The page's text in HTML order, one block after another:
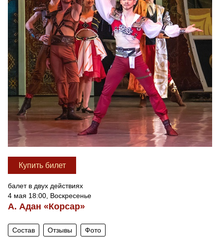
Купить билет
балет в двух действиях
4 мая 18:00, Воскресенье
А. Адан «Корсар»
Состав Отзывы Фото